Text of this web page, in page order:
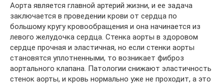
Аорта является главной артерий жизни, и ее задача
заключается в проведении крови от сердца по
большому кругу кровообращения и она начинается из
левого желудочка сердца. Стенка аорты в здоровом
сердце прочная и эластичная, но если стенки аорты
становятся уплотненными, то возникает фиброз
аортального клапана. Патологии снижают эластичность
стенок аорты, и кровь нормально уже не проходит, а это